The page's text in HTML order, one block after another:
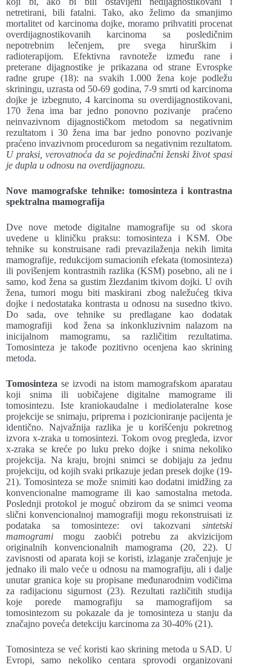
netretirani, bili fatalni. Tako, ako želimo da smanjimo
mortalitet od karcinoma dojke, moramo prihvatiti procenat
overdijagnostikovanih karcinoma sa posledičnim
nepotrebnim lečenjem, pre svega hirurškim i
radioterapijom. Efektivna ravnoteže između rane i
preterane dijagnostike je prikazana od strane Evrospke
radne grupe (18): na svakih 1.000 žena koje podležu
skriningu, uzrasta od 50-69 godina, 7-9 smrti od karcinoma
dojke je izbegnuto, 4 karcinoma su overdijagnostikovani,
170 žena ima bar jedno ponovno pozivanje praćeno
neinvazivnom dijagnostičkom metodom sa negativnim
rezultatom i 30 žena ima bar jedno ponovno pozivanje
praćeno invazivnom procedurom sa negativnim rezultatom.
U praksi, verovatnoća da se pojedinačni ženski život spasi
je dupla u odnosu na overdijagnozu.
Nove mamografske tehnike: tomosinteza i kontrastna
spektralna mamografija
Dve nove metode digitalne mamografije su od skora
uvedene u kliničku praksu: tomosinteza i KSM. Obe
tehnike su konstruisane radi prevazilaženja nekih limita
mamografije, redukcijom sumacionih efekata (tomosinteza)
ili povišenjem kontrastnih razlika (KSM) posebno, ali ne i
samo, kod žena sa gustim žlezdanim tkivom dojki. U ovih
žena, tumori mogu biti maskirani zbog naležućeg tkiva
dojke i nedostataka kontrasta u odnosu na susedno tkivo.
Do sada, ove tehnike su predlagane kao dodatak
mamografiji kod žena sa inkonkluzivnim nalazom na
inicijalnom mamogramu, sa različitim rezultatima.
Tomosinteza je takođe pozitivno ocenjena kao skrining
metoda.
Tomosintezase izvodi na istom mamografskom aparatau
koji snima ili uobičajene digitalne mamograme ili
tomosintezu. Iste kraniokaudalne i mediolateralne kose
projekcije se snimaju, priprema i pozicioniranje pacijenta je
identično. Najvažnija razlika je u korišćenju pokretnog
izvora x-zraka u tomosintezi. Tokom ovog pregleda, izvor
x-zraka se kreće po luku preko dojke i snima nekoliko
projekcija. Na kraju, brojni snimci se dobijaju za jednu
projekciju, od kojih svaki prikazuje jedan presek dojke (19-
21). Tomosinteza se može snimiti kao dodatni imidžing za
konvencionalne mamograme ili kao samostalna metoda.
Poslednji protokol je moguć obzirom da se snimci veoma
slični konvencionalnoj mamografiji mogu rekonstruisati iz
podataka sa tomosinteze: ovi takozvanisintetski
mamogrami mogu zaobići potrebu za akvizicijom
originalnih konvencionalnih mamograma (20, 22). U
zavisnosti od aparata koji se koristi, izlaganje zračenjuje je
jednako ili malo veće u odnosu na mamografiju, ali i dalje
unutar granica koje su propisane međunarodnim vodičima
za radijacionu sigurnost (23). Rezultati različitih studija
koje porede mamografiju sa mamografijom sa
tomosintezom su pokazale da je tomosinteza u stanju da
značajno poveća detekciju karcinoma za 30-40% (21).
Tomosinteza se već koristi kao skrining metoda u SAD. U
Evropi, samo nekoliko centara sprovodi organizovani